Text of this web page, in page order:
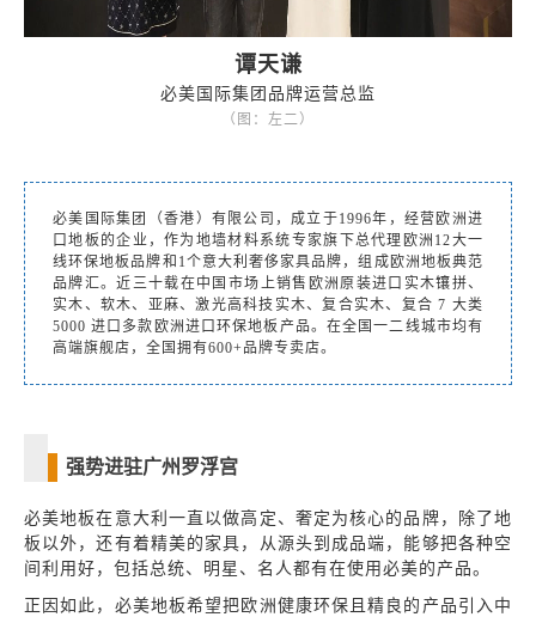
谭天谦
必美国际集团品牌运营总监
（图：左二）
必美国际集团（香港）有限公司，成立于1996年，经营欧洲进
口地板的企业，作为地墙材料系统专家旗下总代理欧洲12大一
线环保地板品牌和1个意大利奢侈家具品牌，组成欧洲地板典范
品牌汇。近三十载在中国市场上销售欧洲原装进口实木镶拼、
实木、软木、亚麻、激光高科技实木、复合实木、复合 7 大类
5000 进口多款欧洲进口环保地板产品。在全国一二线城市均有
高端旗舰店，全国拥有600+品牌专卖店。
强势进驻广州罗浮宫
必美地板在意大利一直以做高定、奢定为核心的品牌，除了地
板以外，还有着精美的家具，从源头到成品端，能够把各种空
间利用好，包括总统、明星、名人都有在使用必美的产品。
正因如此，必美地板希望把欧洲健康环保且精良的产品引入中